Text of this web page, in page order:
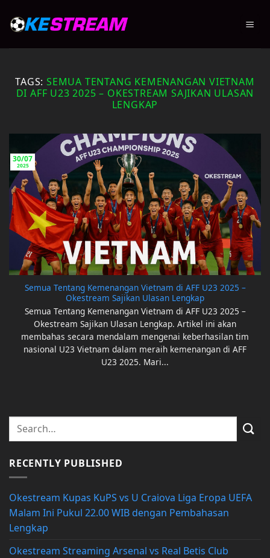
TAGS:SEMUA TENTANG KEMENANGAN VIETNAM
DI AFF U23 2025 – OKESTREAM SAJIKAN ULASAN
LENGKAP
Semua Tentang Kemenangan Vietnam di AFF U23 2025 –
Okestream Sajikan Ulasan Lengkap
Semua Tentang Kemenangan Vietnam di AFF U23 2025 –
Okestream Sajikan Ulasan Lengkap. Artikel ini akan
membahas secara mendalam mengenai keberhasilan tim
nasional U23 Vietnam dalam meraih kemenangan di AFF
U23 2025. Mari...
30/07
2025
RECENTLY PUBLISHED
Okestream Kupas KuPS vs U Craiova Liga Eropa UEFA
Malam Ini Pukul 22.00 WIB dengan Pembahasan
Lengkap
Okestream Streaming Arsenal vs Real Betis Club